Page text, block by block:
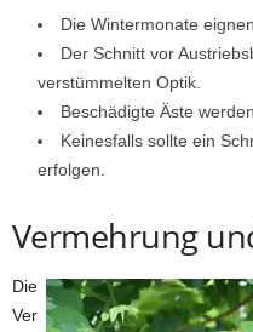
Die Wintermonate
Der Schnitt vor
verstümmelten Optik.
Beschädigte Äste
Keinesfalls sollte ein
erfolgen.
Vermehrung
Die
Ver